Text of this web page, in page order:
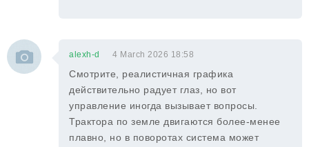
alexh-d 4 March 2026 18:58
Смотрите, реалистичная графика
действительно радует глаз, но вот
управление иногда вызывает вопросы.
Трактора по земле двигаются более-менее
плавно, но в поворотах система может